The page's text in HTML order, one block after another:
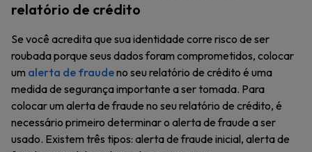
relatório de crédito
Se você acredita que sua identidade corre risco de ser
roubada porque seus dados foram comprometidos, colocar
um alerta de fraudeno seu relatório de crédito é uma
medida de segurança importante a ser tomada. Para
colocar um alerta de fraude no seu relatório de crédito, é
necessário primeiro determinar o alerta de fraude a ser
usado. Existem três tipos: alerta de fraude inicial, alerta de